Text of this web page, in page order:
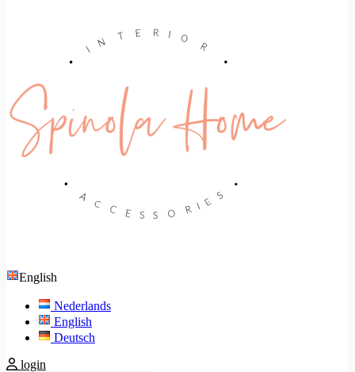
English
Nederlands
English
Deutsch
login